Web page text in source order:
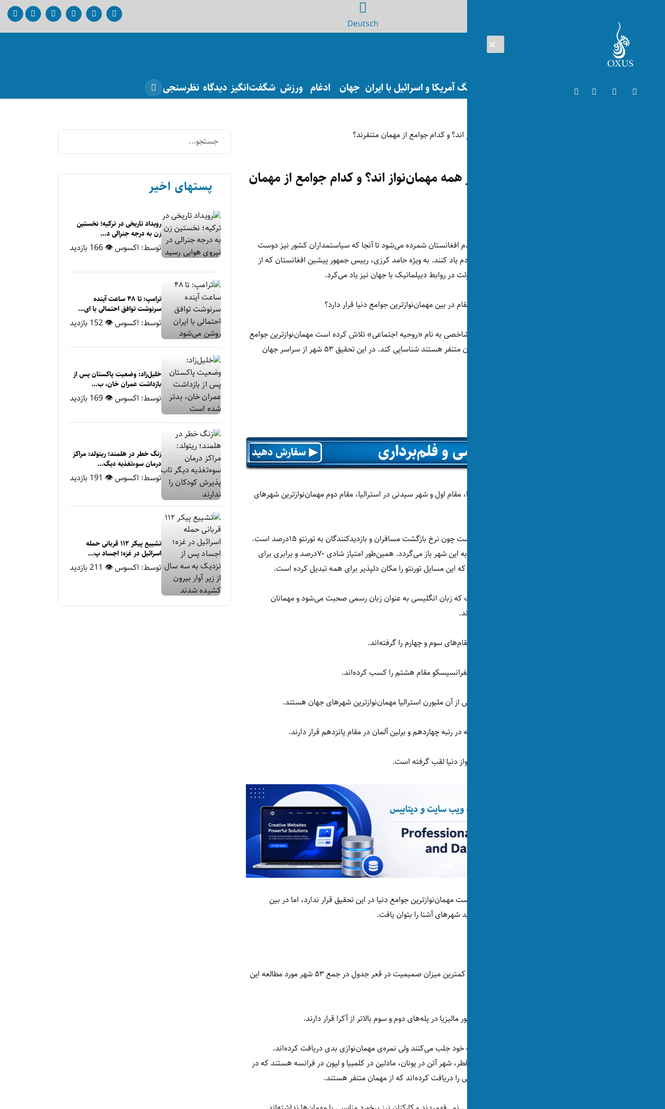
Deutsch
افغانستان جنگ آمریکا و اسرائیل با ایران جهان ادغام ورزش شگفت‌انگیز دیدگاه نظرسنجی
کدام جوامع در جهان بیش از همه مهمان‌نواز اند؟ و کدام جوامع از مهمان
مهمان‌نوازی به عنوان یکی از صفت‌های بارز مردم افغانستان شمرده می‌شود تا آنجا که سیاستمداران کشور نیز دوست
دارند هنگام سخنرانی‌های شان از این صفت مردم یاد کنند. به ویژه حامد کرزی، رییس جمهور پیشین افغانستان که از
مهمان‌نوازی مردم افغانستان به عنوان الگوی دولت در روابط دیپلماتیک با جهان نیز یاد می‌کرد.
اما در سطح جهانی چطور؟ افغانستان در کدام مقام در بین مهمان‌نوازترین جوامع دنیا قرار دارد؟
» با تهیه شاخصی به نام «روحیه اجتماعی» تلاش کرده است مهمان‌نوازترین جوامع
دنیا و همین‌طور جوامعی را که به شدت از مهمان متنفر هستند شناسایی کند. در این تحقیق ۵۳ شهر از سراسر جهان
طبق نتیجه تحقیق پریپلای، شهر تورنتو در کانادا، مقام اول و شهر سیدنی در استرالیا، مقام دوم مهمان‌نوازترین شهرهای
تورنتو مهمان‌نوازترین شهر جهان انتخاب شده است چون نرخ بازگشت مسافران و بازدیدکنندگان به تورنتو ۱۵درصد است.
به این معنا که هرکسی به تورنتو سفر کند بارها به این شهر باز می‌گردد. همین‌طور امتیاز شادی ۷۰درصد و برابری برای
در ضمن، شهرهای تورنتو و سیدنی جاهایی است که زبان انگلیسی به عنوان زبان رسمی صحبت می‌شود و مهمانان
بین‌المللی کمتر با مشکل ارتباطی مواجه می‌شوند.
ادینبرو و منچستر دو شهر بریتانیایی به ترتیب مقام‌های سوم و چهارم را گرفته‌اند.
در ایالات متحده امریکا نیویارک رتبه پنجم و سانفرانسیسکو مقام هشتم را کسب کرده‌اند.
مونترال شهر دیگری از کانادا در رتبه ششم و پس از آن ملبورن استرالیا مهمان‌نوازترین شهرهای جهان هستند.
از شهرهای مشهور جهان پاریس، پایتخت فرانسه در رتبه چهاردهم و برلین آلمان در مقام پانزدهم قرار دارند.
تل‌آویو، پایتخت اسرائيل بیستمین شهر مهمان‌نواز دنیا لقب گرفته است.
نام شهرهای افغانستان و شهرهای منطقه در لیست مهمان‌نوازترین جوامع دنیا در این تحقیق قرار ندارد، اما در بین
فهرست جوامعی که از مهمان متنفر هستند شاید شهرهای آشنا را بتوان یافت.
شهر آکرا که پایتخت کشور آفریقایی غنا است با کمترین میزان صمیمیت در قعر جدول در جمع ۵۳ شهر مورد مطالعه این
شهر مراکش، پایتخت کشور مراکش و کوالا لامپور مالیزیا در پله‌های دوم و سوم بالاتر از آکرا قرار دارند.
اما شهرهایی که در ظاهر گردشگران زیادی را به خود جلب می‌کنند ولی نمره‌ی مهمان‌نوازی‌ بدی دریافت کرده‌اند.
شهرهای بمبئی و دهلی در هند، دوحه پایتخت قطر، شهر آتن در یونان،‌ مادلین در کلمبیا و لیون در فرانسه هستند که در
جایگاه‌های چهارم تا دهم این جدول لقب جوامعی را دریافت کرده‌اند که از مهمان متنفر هستند.
پستهای اخیر
رویداد تاریخی در ترکیه؛ نخستین
زن به درجه جنرالی د...
توسط: اکسوس👁 166 بازدید
ترامپ: تا ۴۸ ساعت آینده
سرنوشت توافق احتمالی با ای...
توسط: اکسوس👁 152 بازدید
خلیل‌زاد: وضعیت پاکستان پس از
بازداشت عمران خان، ب...
توسط: اکسوس👁 169 بازدید
زنگ خطر در هلمند؛ ریتولد: مراکز
درمان سوءتغذیه دیگ...
توسط: اکسوس👁 191 بازدید
تشییع پیکر ۱۱۲ قربانی حمله
اسرائیل در غزه؛ اجساد پ...
توسط: اکسوس👁 211 بازدید